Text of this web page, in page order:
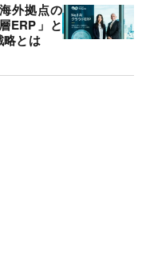
外拠点の
ERP」と
略とは